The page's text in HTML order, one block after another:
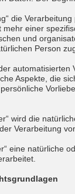
die
mehr einer
und
Person
Aspekte, die
wird die
Verarbeitung
eine natürliche